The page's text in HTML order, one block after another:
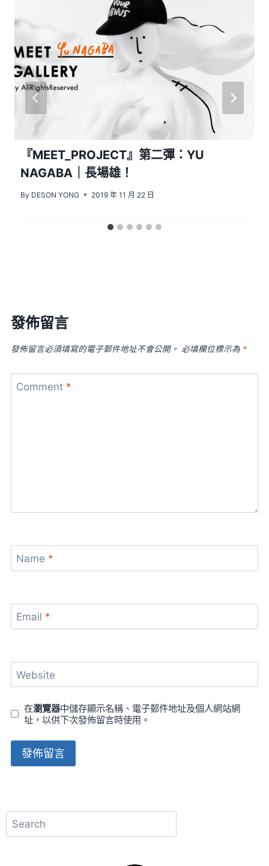
『MEET_PROJECT』第二彈：YU
NAGABA｜長場雄！
By DESON YONG 2019 年 11 月 22 日
發佈留言
發佈留言必須填寫的電子郵件地址不會公開。 必填欄位標示為 *
Comment *
Name *
Email *
Website
在瀏覽器中儲存顯示名稱、電子郵件地址及個人網站網
址，以供下次發佈留言時使用。
搜
尋